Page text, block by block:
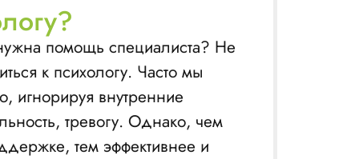
помощь специалиста? Не
к психологу. Часто мы
игнорируя внутренние
тревогу. Однако, чем
тем эффективнее и